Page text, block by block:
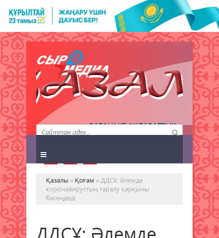
QAZALY.KZ АҚПАРАТТЫҚ
АГЕНТТІГІ
Қазалы » Қоғам » ДДСҰ: Әлемде
коронавирустың таралу қарқыны
бәсеңдеді